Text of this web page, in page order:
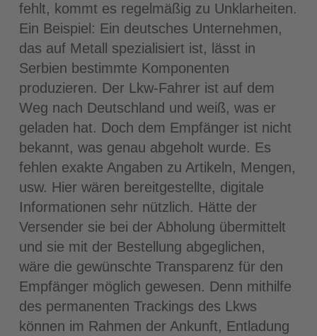
fehlt, kommt es regelmäßig zu Unklarheiten.
Ein Beispiel: Ein deutsches Unternehmen,
das auf Metall spezialisiert ist, lässt in
Serbien bestimmte Komponenten
produzieren. Der Lkw-Fahrer ist auf dem
Weg nach Deutschland und weiß, was er
geladen hat. Doch dem Empfänger ist nicht
bekannt, was genau abgeholt wurde. Es
fehlen exakte Angaben zu Artikeln, Mengen,
usw. Hier wären bereitgestellte, digitale
Informationen sehr nützlich. Hätte der
Versender sie bei der Abholung übermittelt
und sie mit der Bestellung abgeglichen,
wäre die gewünschte Transparenz für den
Empfänger möglich gewesen. Denn mithilfe
des permanenten Trackings des Lkws
können im Rahmen der Ankunft, Entladung